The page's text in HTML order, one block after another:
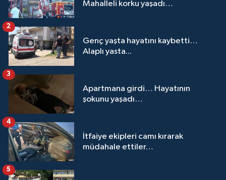
Mahalleli korku yaşadı…
Genç yaşta hayatını kaybetti…
Alaplı yasta...
2
Apartmana girdi… Hayatının
şokunu yaşadı…
3
İtfaiye ekipleri camı kırarak
müdahale ettiler…
4
5